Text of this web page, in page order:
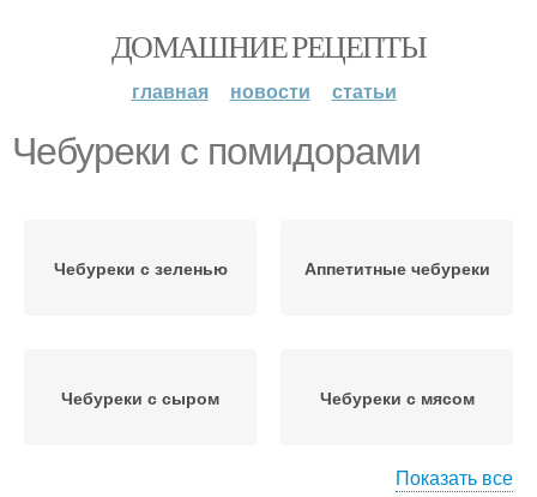
ДОМАШНИЕ РЕЦЕПТЫ
главная новости статьи
Чебуреки с помидорами
Чебуреки с зеленью Аппетитные чебуреки
Чебуреки с сыром Чебуреки с мясом
Показать все